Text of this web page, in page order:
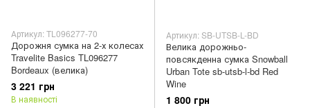
Артикул: TL096277-70
Дорожня сумка на 2-х колесах
Travelite Basics TL096277
Bordeaux (велика)
3 221 грн
В наявності
Артикул: SB-UTSB-L-BD
Велика дорожньо-
повсякденна сумка Snowball
Urban Tote sb-utsb-l-bd Red
Wine
1 800 грн